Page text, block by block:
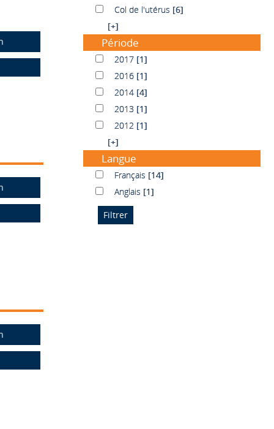
Col de l'utérus
Col de l'utérus [6]
[+]
Période
20172017 [1]
20162016 [1]
20142014 [4]
20132013 [1]
20122012 [1]
[+]
Langue
FrançaisFrançais [14]
AnglaisAnglais [1]